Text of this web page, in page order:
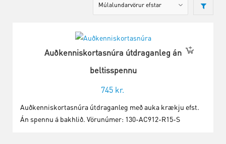
Auðkenniskortasnúra útdraganleg án
beltisspennu
745 kr.
Auðkenniskortasnúra útdraganleg með auka krækju efst.
Án spennu á bakhlið. Vörunúmer: 130-AC912-R15-S